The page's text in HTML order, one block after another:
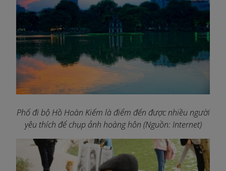
Phố đi bộ Hồ Hoàn Kiếm là điểm đến được nhiều người
yêu thích để chụp ảnh hoàng hôn (Nguồn: Internet)